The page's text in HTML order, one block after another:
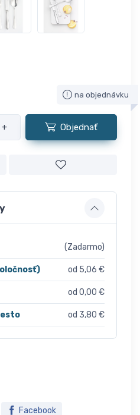
na objednávku
+ Objednať
(Zadarmo)
od 5,06 €
od 0,00 €
od 3,80 €
Facebook